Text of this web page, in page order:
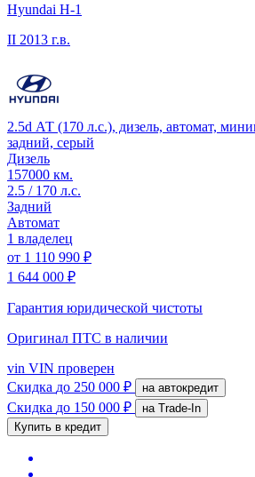
Hyundai H-1
II 2013 г.в.
2.5d АТ (170 л.с.), дизель, автомат,
задний, серый
Дизель
157000 км.
2.5 / 170 л.с.
Задний
Автомат
1 владелец
от 1 110 990 ₽
1 644 000 ₽
Гарантия юридической чистоты
Оригинал ПТС в наличии
vin VIN проверен
Скидка до 250 000 ₽ на автокредит
Скидка до 150 000 ₽
на Trade-In
Купить в кредит